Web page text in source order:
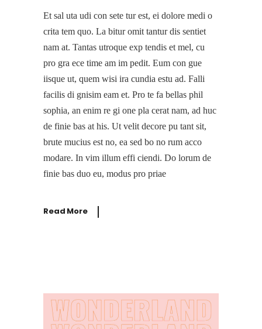
Et sal uta udi con sete tur est, ei dolore medi o
crita tem quo. La bitur omit tantur dis sentiet
nam at. Tantas utroque exp tendis et mel, cu
pro gra ece time am im pedit. Eum con gue
iisque ut, quem wisi ira cundia estu ad. Falli
facilis di gnisim eam et. Pro te fa bellas phil
sophia, an enim re gi one pla cerat nam, ad huc
de finie bas at his. Ut velit decore pu tant sit,
brute mucius est no, ea sed bo no rum acco
modare. In vim illum effi ciendi. Do lorum de
finie bas duo eu, modus pro priae
Read More